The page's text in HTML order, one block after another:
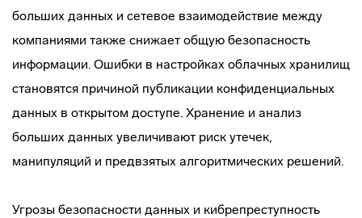
больших данных и сетевое взаимодействие между
компаниями также снижает общую безопасность
информации. Ошибки в настройках облачных хранилищ
становятся причиной публикации конфиденциальных
данных в открытом доступе. Хранение и анализ
больших данных увеличивают риск утечек,
манипуляций и предвзятых алгоритмических решений.
Угрозы безопасности данных и кибрепреступность